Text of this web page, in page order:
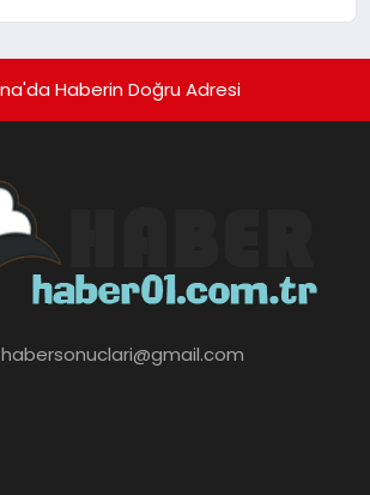
Haberin Doğru Adresi
habersonuclari@gmail.com